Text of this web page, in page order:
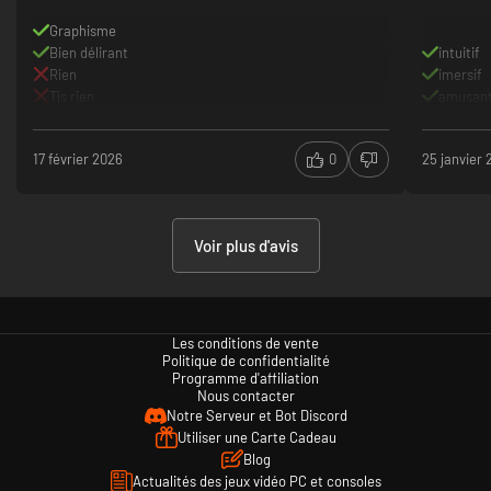
Graphisme
Bien délirant
Rien
Tjs rien
17 février 2026 0
intuitif
imersif
25 janvier
Voir plus d'avis
Les conditions de vente
Politique de confidentialité
Programme d'affiliation
Nous contacter
Notre Serveur et Bot Discord
Utiliser une Carte Cadeau
Blog
Actualités des jeux vidéo PC et consoles